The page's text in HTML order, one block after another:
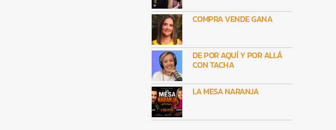
COMPRA VENDE GANA
DE POR AQUÍ Y POR ALLÁ
CON TACHA
LA MESA NARANJA